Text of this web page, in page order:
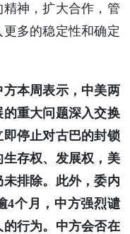
神，扩大合作，管
多的稳定性和确定
本周表示，中美两
重大问题深入交换
停止对古巴的封锁
存权、发展权，美
排除。此外，委内
4个月，中方强烈谴
行为。中方会否在